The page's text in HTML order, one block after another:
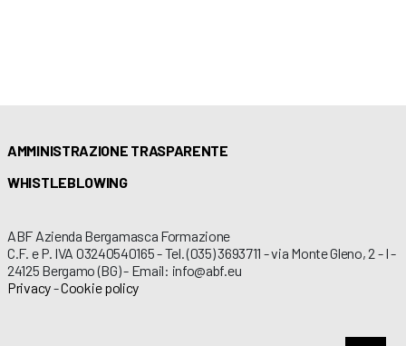
AMMINISTRAZIONE TRASPARENTE
WHISTLEBLOWING
ABF Azienda Bergamasca Formazione
C.F. e P. IVA 03240540165 - Tel. (035) 3693711 - via Monte Gleno, 2 - I -
24125 Bergamo (BG) - Email: info@abf.eu
Privacy-Cookie policy